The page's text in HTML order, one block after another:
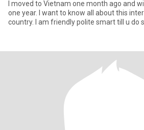
I moved to Vietnam one month ago and
one year. I want to know all about this
country. I am friendly polite smart till u do